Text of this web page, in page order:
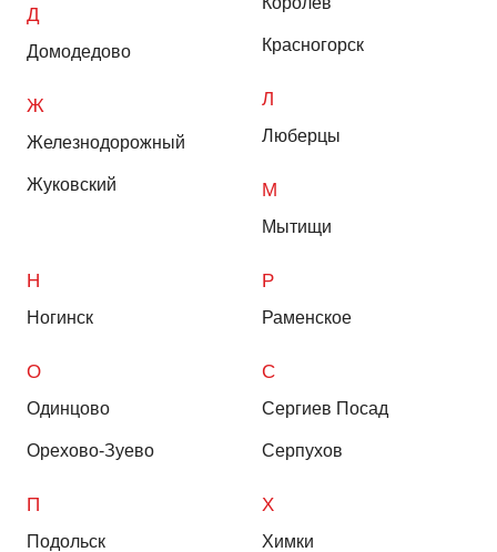
Д
Домодедово
Ж
Железнодорожный
Жуковский
Красногорск
Л
Люберцы
М
Мытищи
Н
Ногинск
О
Одинцово
Орехово-Зуево
П
Подольск
Р
Раменское
С
Сергиев Посад
Серпухов
Х
Химки